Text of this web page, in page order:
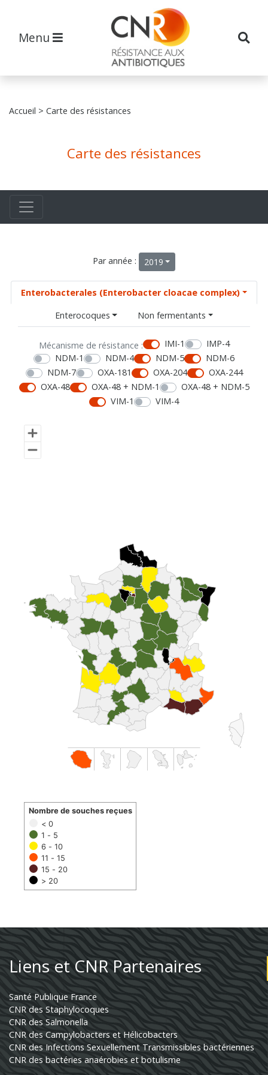
Menu
Accueil > Carte des résistances
Carte des résistances
Par année : 2019
Enterobacterales (Enterobacter cloacae complex)
Enterocoques
Non fermentants
Mécanisme de résistance : IMI-1
IMP-4
NDM-1
NDM-4 NDM-5
NDM-6
NDM-7
OXA-181 OXA-204
OXA-244
OXA-48
OXA-48 + NDM-1
OXA-48 + NDM-5
VIM-1
VIM-4
< 0
1 - 5
6 - 10
11 - 15
15 - 20
> 20
Nombre de souches reçues
Liens et CNR Partenaires
Santé Publique France
CNR des Staphylocoques
CNR des Salmonella
CNR des Campylobacters et Hélicobacters
CNR des Infections Sexuellement Transmissibles bactériennes
CNR des bactéries anaérobies et botulisme